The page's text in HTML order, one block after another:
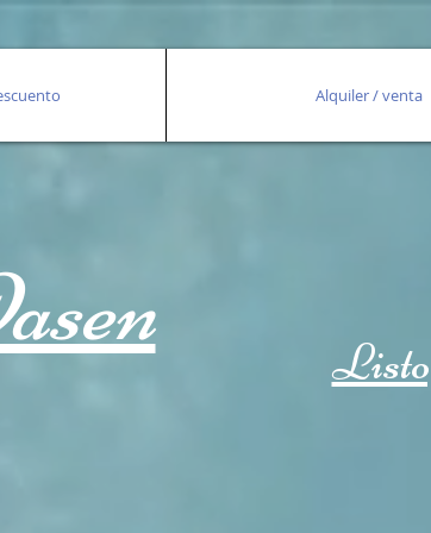
Alquiler / venta
Listo